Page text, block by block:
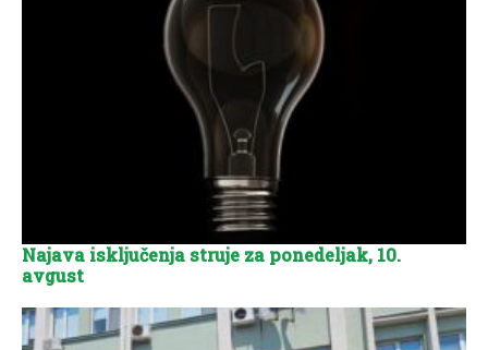
Najava isključenja struje za ponedeljak, 10.
avgust